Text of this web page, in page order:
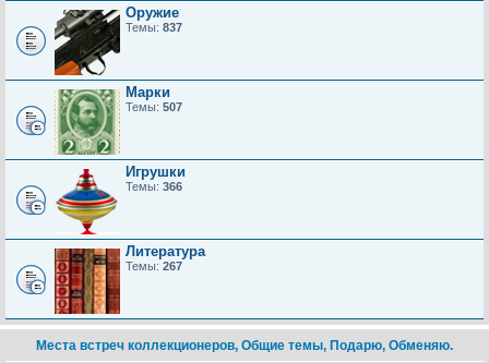
Оружие
Темы: 837
Марки
Темы: 507
Игрушки
Темы: 366
Литература
Темы: 267
Места встреч коллекционеров, Общие темы, Подарю, Обменяю.